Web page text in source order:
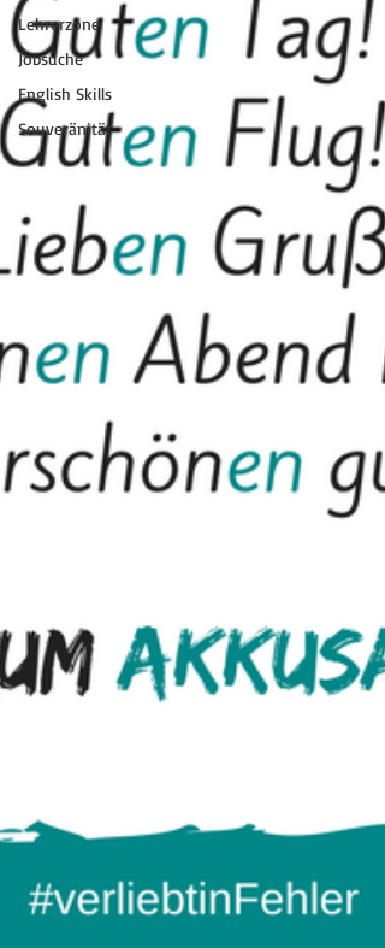
Lehrerzone
Jobsuche
English Skills
Souveränität